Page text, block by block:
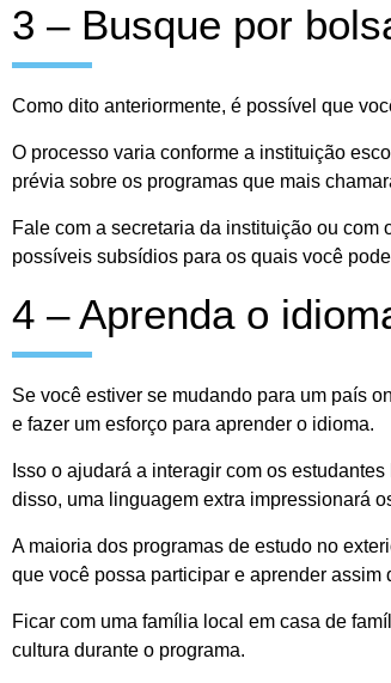
3 – Busque por
Como dito anteriormente, é possível que
O processo varia conforme a instituição
prévia sobre os programas que mais
Fale com a secretaria da instituição ou
possíveis subsídios para os quais você
4 – Aprenda o
Se você estiver se mudando para um país
e fazer um esforço para aprender o idioma.
Isso o ajudará a interagir com os
disso, uma linguagem extra impressionará
A maioria dos programas de estudo no
que você possa participar e aprender assim
Ficar com uma família local em casa de
cultura durante o programa.